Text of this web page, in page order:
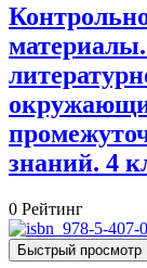
знаний. 4
0 Рейтинг
Быстрый просмотр